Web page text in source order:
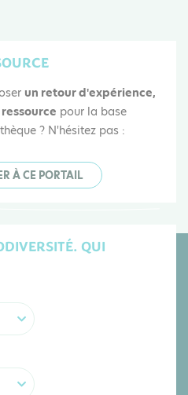
un retour d'expérience,
pour la base
? N'hésitez pas :
À CE PORTAIL
QUI